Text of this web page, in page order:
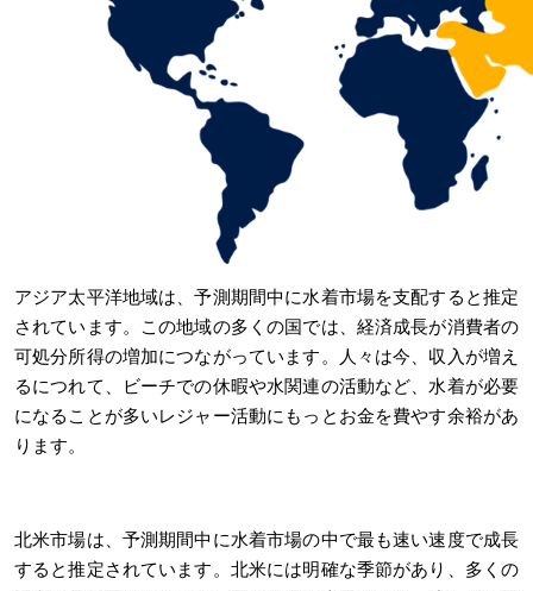
アジア太平洋地域は、予測期間中に水着市場を支配すると推定
されています。この地域の多くの国では、経済成長が消費者の
可処分所得の増加につながっています。人々は今、収入が増え
るにつれて、ビーチでの休暇や水関連の活動など、水着が必要
になることが多いレジャー活動にもっとお金を費やす余裕があ
ります。
北米市場は、予測期間中に水着市場の中で最も速い速度で成長
すると推定されています。北米には明確な季節があり、多くの